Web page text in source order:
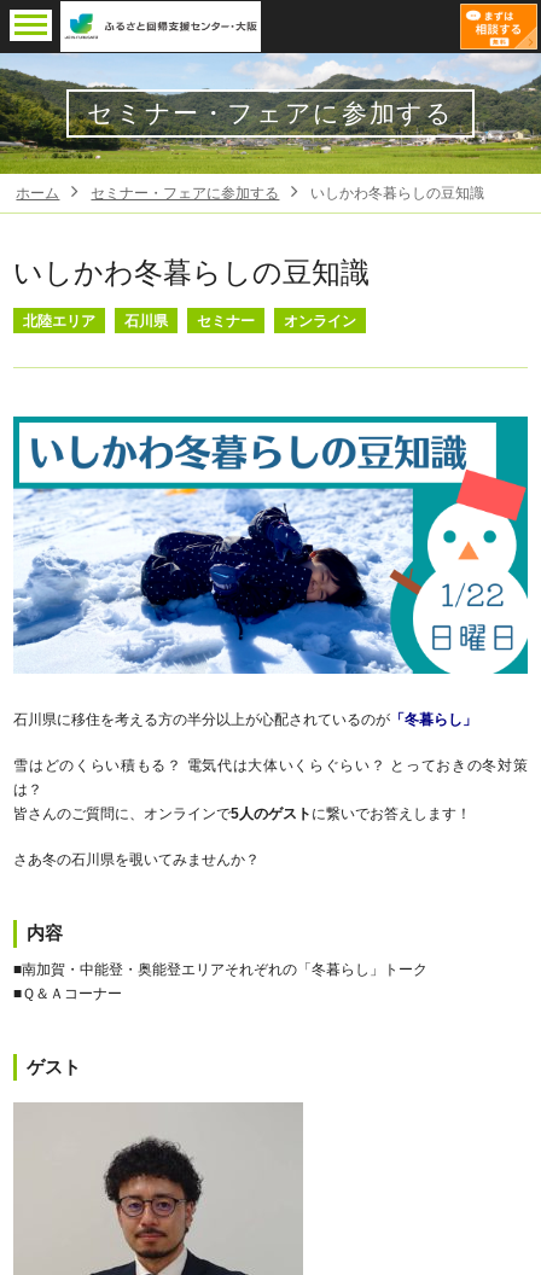
セミナー・フェアに参加する
ホーム セミナー・フェアに参加する いしかわ冬暮らしの豆知識
いしかわ冬暮らしの豆知識
北陸エリア 石川県 セミナー オンライン
石川県に移住を考える方の半分以上が心配されているのが 「冬暮らし」
雪はどのくらい積もる？ 電気代は大体いくらぐらい？ とっておきの冬対策
は？
皆さんのご質問に、オンラインで5人のゲスト に繋いでお答えします！
さあ冬の石川県を覗いてみませんか？
内容
■南加賀・中能登・奥能登エリアそれぞれの「冬暮らし」トーク
■Ｑ＆Ａコーナー
ゲスト